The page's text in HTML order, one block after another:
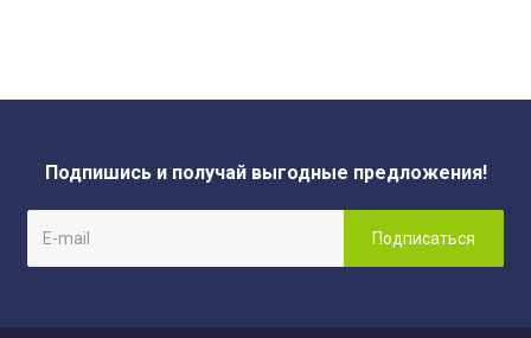
Подпишись и получай выгодные предложения!